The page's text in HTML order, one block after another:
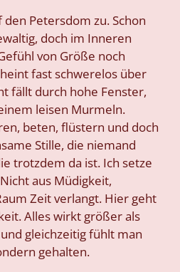
den Petersdom zu. Schon
doch im Inneren
von Größe noch
fast schwerelos über
fällt durch hohe Fenster,
leisen Murmeln.
beten, flüstern und doch
Stille, die niemand
trotzdem da ist. Ich setze
aus Müdigkeit,
Zeit verlangt. Hier geht
Alles wirkt größer als
gleichzeitig fühlt man
gehalten.